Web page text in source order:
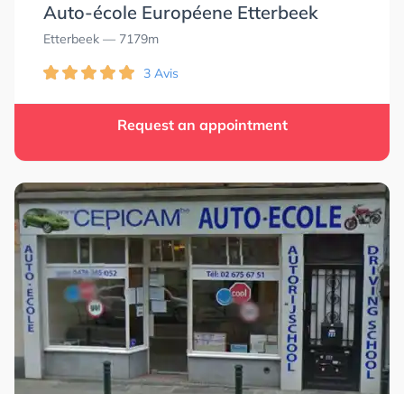
Auto-école Européene Etterbeek
Etterbeek — 7179m
3 Avis
Request an appointment